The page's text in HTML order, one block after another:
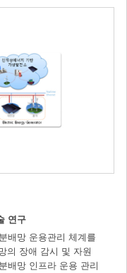
연구
배망 운용관리 체계를
의 장애 감시 및 자원
배망 인프라 운용 관리